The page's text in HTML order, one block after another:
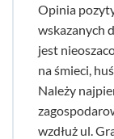
Opinia
wskazanych
jest
na śmieci,
Należy
wzdłuż ul.